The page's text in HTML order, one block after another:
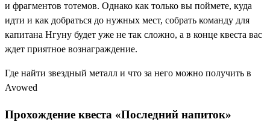
и фрагментов тотемов. Однако как только вы поймете, куда
идти и как добраться до нужных мест, собрать команду для
капитана Нгуну будет уже не так сложно, а в конце квеста вас
ждет приятное вознаграждение.
Где найти звездный металл и что за него можно получить в
Avowed
Прохождение квеста «Последний напиток»